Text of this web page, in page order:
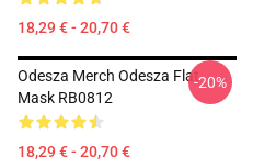
18,29 € - 20,70 €
Odesza Merch Odesza Flat
Mask RB0812
18,29 € - 20,70 €
-20%